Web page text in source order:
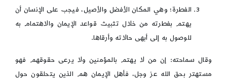
الفطرة؛ وهي المكان الأفضل والأصيل، فيجب على الإنسان أن
يهتم بفطرته من خلال تثبيث قواعد الإيمان والاهتمام به
للوصول به إلى أبهى حالاته وأرقاها.
وقال سماحته: إن من لا يهتم بالمؤمنين ولا يرعى حقوقهم فهو
مستهتر بحق الله عز وجل، فأهل الإيمان هم الذين يتحلقون حول